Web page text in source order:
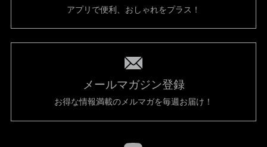
アプリで便利、おしゃれをプラス！
メールマガジン登録
お得な情報満載のメルマガを毎週お届け！